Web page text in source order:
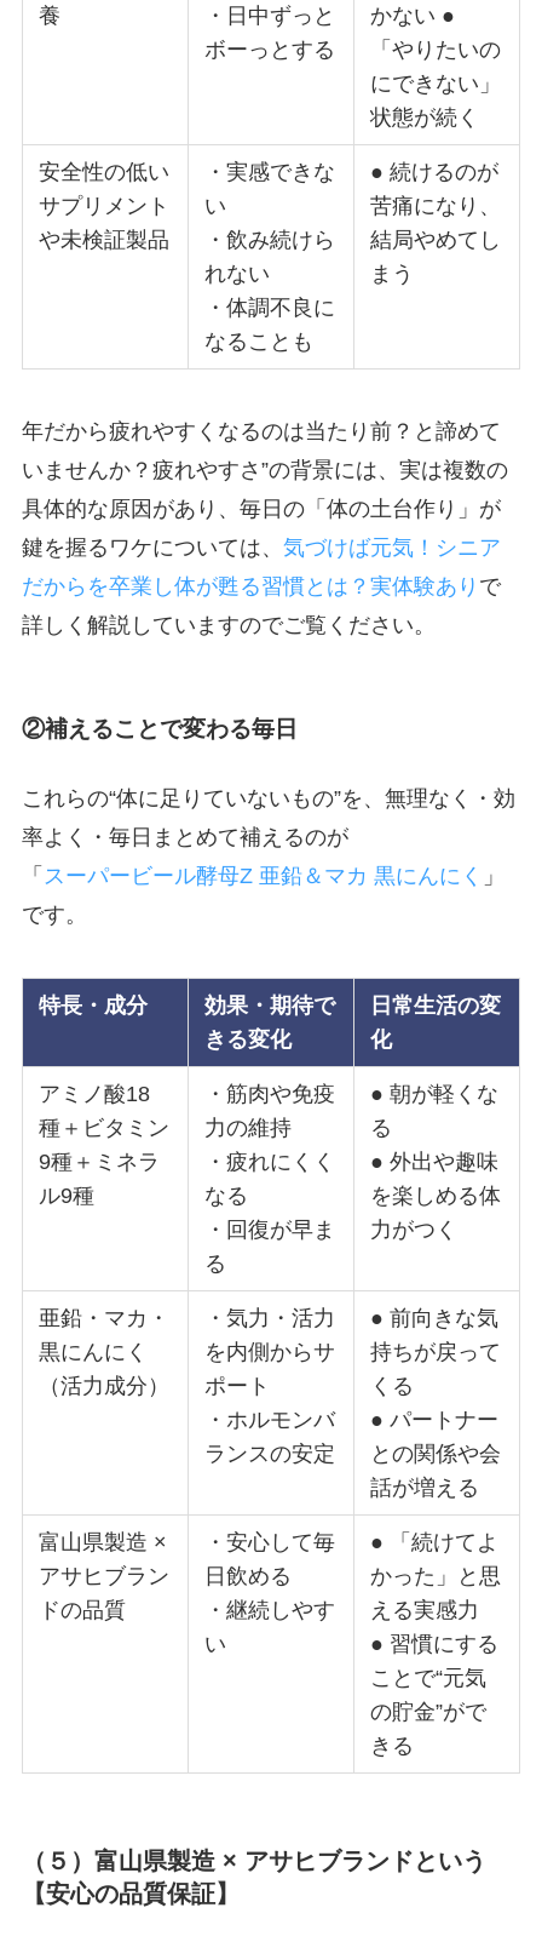
養
・日中ずっと
ボーっとする
かない ●
「やりたいの
にできない」
状態が続く
安全性の低い
サプリメント
や未検証製品
・実感できな
い
・飲み続けら
れない
・体調不良に
なることも
● 続けるのが
苦痛になり、
結局やめてし
まう
年だから疲れやすくなるのは当たり前？と諦めて
いませんか？疲れやすさ”の背景には、実は複数の
具体的な原因があり、毎日の「体の土台作り」が
鍵を握るワケについては、 気づけば元気！シニア
だからを卒業し体が甦る習慣とは？実体験あり で
詳しく解説していますのでご覧ください。
②補えることで変わる毎日
これらの“体に足りていないもの”を、無理なく・効
率よく・毎日まとめて補えるのが
「 スーパービール酵母Z 亜鉛＆マカ 黒にんにく 」
です。
特長・成分
効果・期待で
きる変化
日常生活の変
化
アミノ酸18
種＋ビタミン
9種＋ミネラ
ル9種
・筋肉や免疫
力の維持
・疲れにくく
なる
・回復が早ま
る
● 朝が軽くな
る
● 外出や趣味
を楽しめる体
力がつく
亜鉛・マカ・
黒にんにく
（活力成分）
・気力・活力
を内側からサ
ポート
・ホルモンバ
ランスの安定
● 前向きな気
持ちが戻って
くる
● パートナー
との関係や会
話が増える
富山県製造 ×
アサヒブラン
ドの品質
・安心して毎
日飲める
・継続しやす
い
● 「続けてよ
かった」と思
える実感力
● 習慣にする
ことで“元気
の貯金”がで
きる
（５）富山県製造× アサヒブランドという
【安心の品質保証】